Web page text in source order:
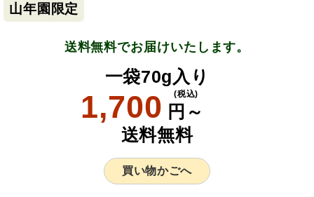
山年園限定
送料無料でお届けいたします。
一袋70g入り
1,700 円～
(税込)
送料無料
買い物かごへ